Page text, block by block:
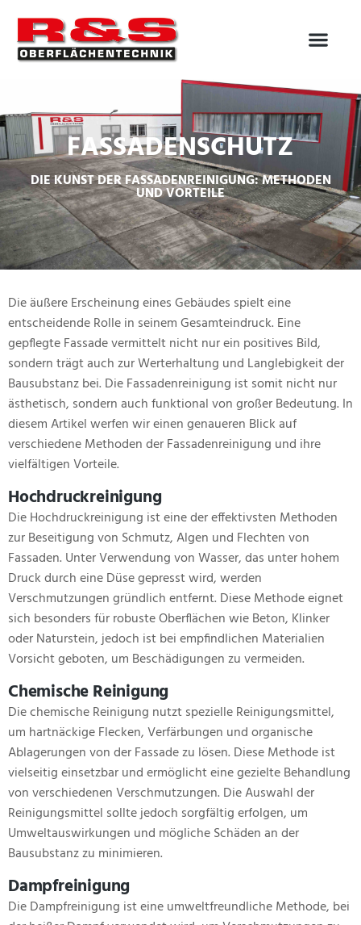
Inhalt
springen
FASSADENSCHUTZ
DIE KUNST DER FASSADENREINIGUNG: METHODEN
UND VORTEILE
Die äußere Erscheinung eines Gebäudes spielt eine
entscheidende Rolle in seinem Gesamteindruck. Eine
gepflegte Fassade vermittelt nicht nur ein positives Bild,
sondern trägt auch zur Werterhaltung und Langlebigkeit der
Bausubstanz bei. Die Fassadenreinigung ist somit nicht nur
ästhetisch, sondern auch funktional von großer Bedeutung. In
diesem Artikel werfen wir einen genaueren Blick auf
verschiedene Methoden der Fassadenreinigung und ihre
vielfältigen Vorteile.
Hochdruckreinigung
Die Hochdruckreinigung ist eine der effektivsten Methoden
zur Beseitigung von Schmutz, Algen und Flechten von
Fassaden. Unter Verwendung von Wasser, das unter hohem
Druck durch eine Düse gepresst wird, werden
Verschmutzungen gründlich entfernt. Diese Methode eignet
sich besonders für robuste Oberflächen wie Beton, Klinker
oder Naturstein, jedoch ist bei empfindlichen Materialien
Vorsicht geboten, um Beschädigungen zu vermeiden.
Chemische Reinigung
Die chemische Reinigung nutzt spezielle Reinigungsmittel,
um hartnäckige Flecken, Verfärbungen und organische
Ablagerungen von der Fassade zu lösen. Diese Methode ist
vielseitig einsetzbar und ermöglicht eine gezielte Behandlung
von verschiedenen Verschmutzungen. Die Auswahl der
Reinigungsmittel sollte jedoch sorgfältig erfolgen, um
Umweltauswirkungen und mögliche Schäden an der
Bausubstanz zu minimieren.
Dampfreinigung
Die Dampfreinigung ist eine umweltfreundliche Methode, bei